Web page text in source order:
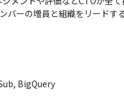
ーの増員と組織をリード
BigQuery